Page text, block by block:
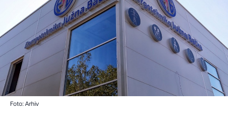
Foto: Arhiv